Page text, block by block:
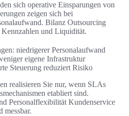
sich operative Einsparungen von
zeigen sich bei
Bilanz Outsourcing
und Liquidität.
niedrigerer Personalaufwand
eigene Infrastruktur
Steuerung reduziert Risiko
realisieren Sie nur, wenn SLAs
etabliert sind.
Personalflexibilität Kundenservice
messbar.